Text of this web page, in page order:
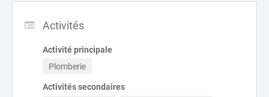
Activités
Activité principale
Plomberie
Activités secondaires